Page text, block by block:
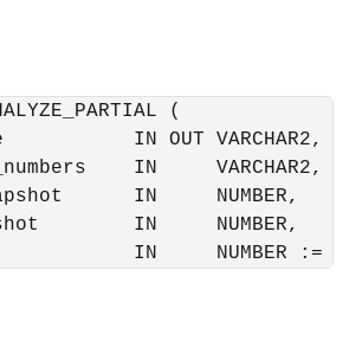
(
IN OUT VARCHAR2,
IN     VARCHAR2,
IN     NUMBER,
IN     NUMBER,
IN     NUMBER :=